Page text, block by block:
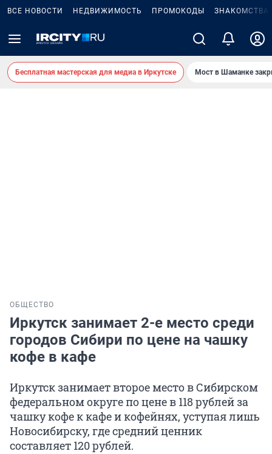
ВСЕ НОВОСТИ НЕДВИЖИМОСТЬ ПРОМОКОДЫ ЗНАКОМСТВА
Бесплатная мастерская для медиа в Иркутске Мост в Шаманке
ОБЩЕСТВО
Иркутск занимает 2-е место среди
городов Сибири по цене на чашку
кофе в кафе
Иркутск занимает второе место в Сибирском
федеральном округе по цене в 118 рублей за
чашку кофе к кафе и кофейнях, уступая лишь
Новосибирску, где средний ценник
составляет 120 рублей.